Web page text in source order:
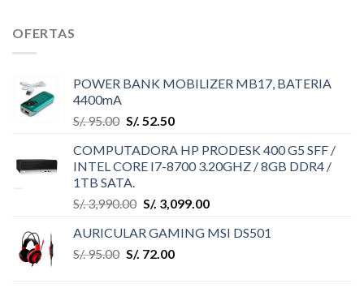
OFERTAS
POWER BANK MOBILIZER MB17, BATERIA
4400mA
S/.95.00 S/. 52.50
COMPUTADORA HP PRODESK 400 G5 SFF /
INTEL CORE I7-8700 3.20GHZ / 8GB DDR4 /
1TB SATA.
S/.3,990.00 S/. 3,099.00
AURICULAR GAMING MSI DS501
S/.95.00 S/. 72.00